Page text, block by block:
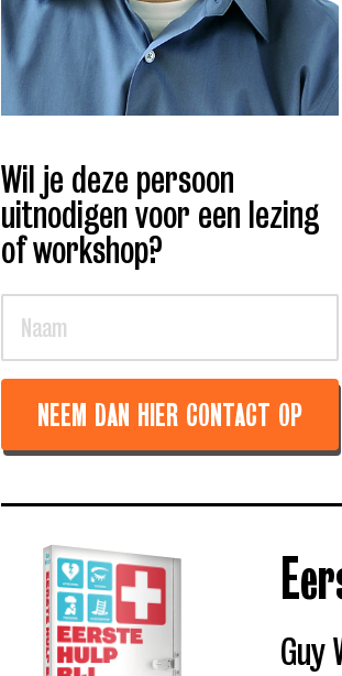
Wil je deze persoon
uitnodigen voor een lezing
of workshop?
NEEM DAN HIER CONTACT OP
Guy